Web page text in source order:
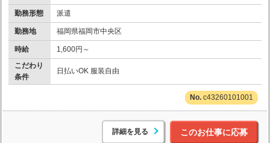
勤務形態 派遣
勤務地 福岡県福岡市中央区
時給
1,600円～
こだわり
条件
日払いOK 服装自由
c43260101001
詳細を見る このお仕事に応募